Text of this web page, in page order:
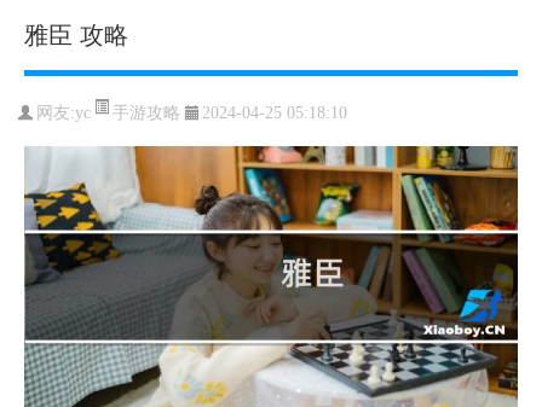
雅臣 攻略
网友:yc 手游攻略 2024-04-25 05:18:10